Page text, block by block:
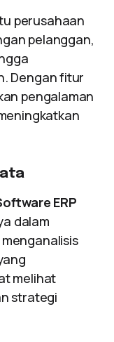
perusahaan
pelanggan,
Dengan fitur
pengalaman
ERP
dalam
melihat
strategi